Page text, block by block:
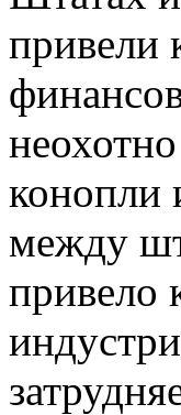
привели
конопли
между
привело